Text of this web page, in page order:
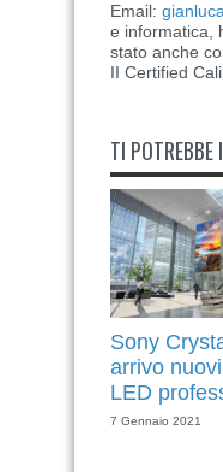
Email:
e informatica,
stato anche
II Certified
TI POTREBBE
Sony
arrivo
LED
7 Gennaio 2021